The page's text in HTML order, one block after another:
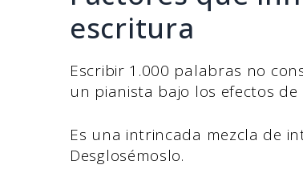
escritura
Escribir 1.000 palabras no
un pianista bajo los efectos de
Es una intrincada mezcla de
Desglosémoslo.